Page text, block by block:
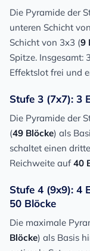
Die Pyramide der
unteren Schicht
Schicht von 3x3 (9
Spitze. Insgesamt:
Effektslot frei und
Stufe 3 (7x7): 3
Die Pyramide der
(49 Blöcke) als
schaltet einen
Reichweite auf40
Stufe 4 (9x9): 4
50 Blöcke
Die maximale
Blöcke) als Basis